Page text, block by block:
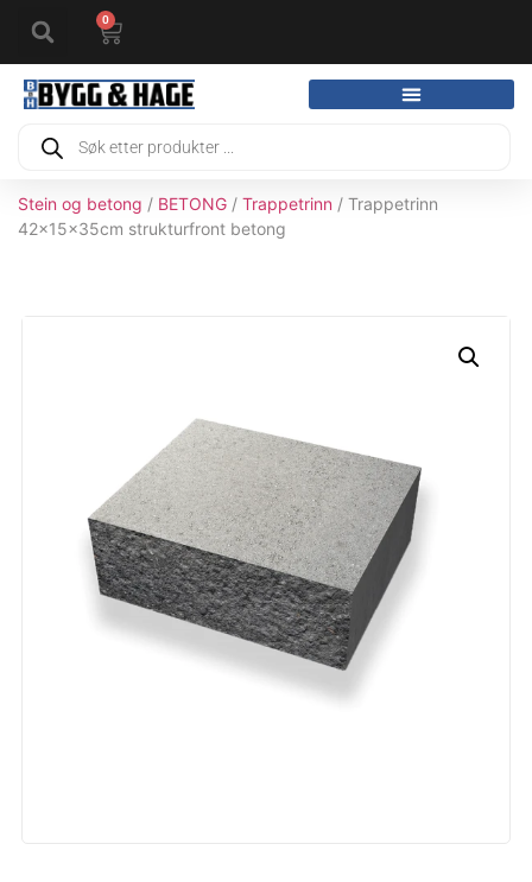
0
Stein og betong / BETONG / Trappetrinn / Trappetrinn
42x15x35cm strukturfront betong